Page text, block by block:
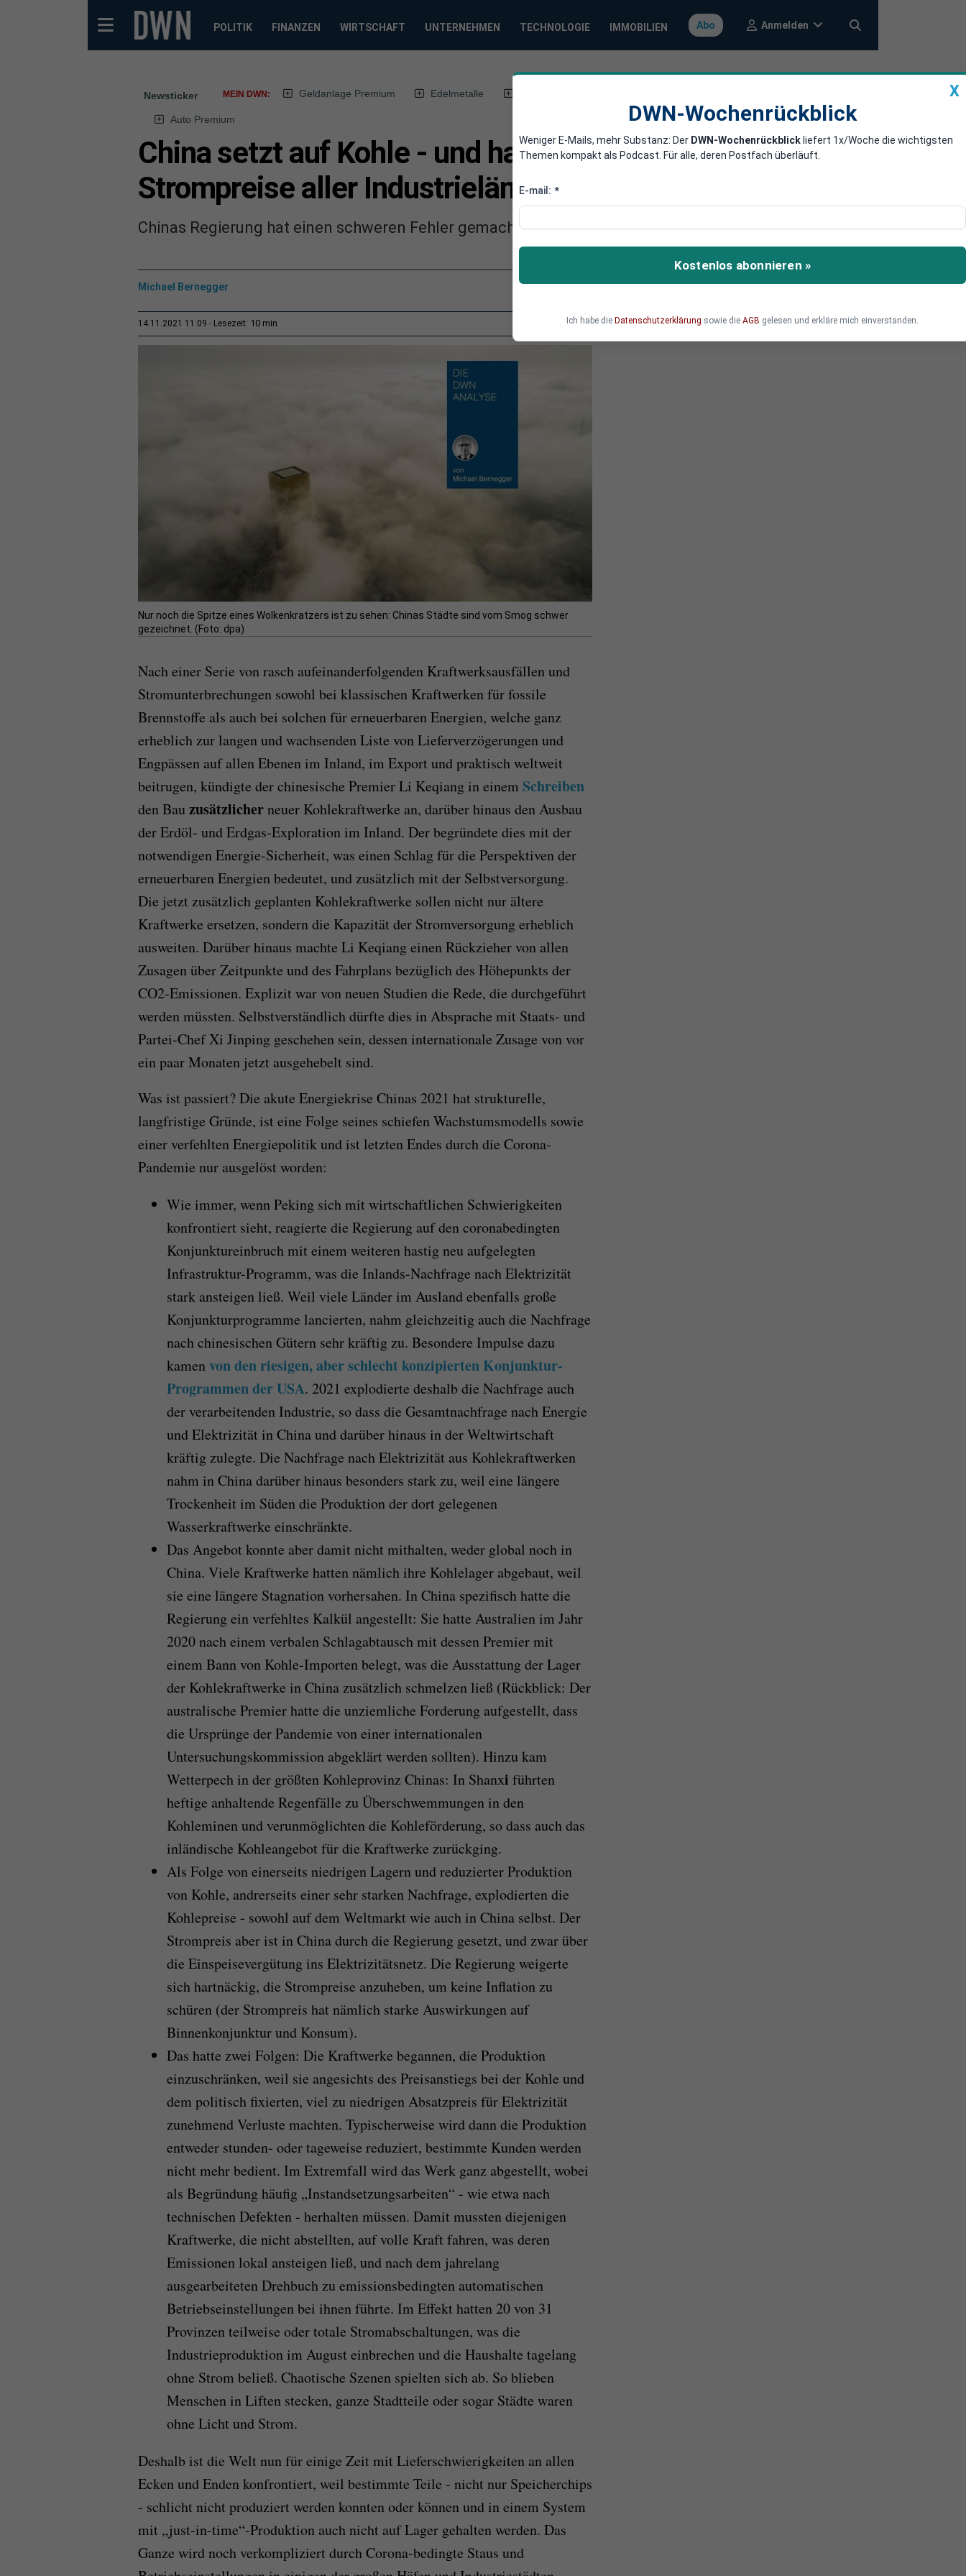
POLITIK FINANZEN WIRTSCHAFT UNTERNEHMEN TECHNOLOGIE IMMOBILIEN Abo Anmelden
Newsticker MEIN DWN: Geldanlage Premium Edelmetalle
Auto Premium
China setzt auf Kohle - und hat bald die niedrigsten
Strompreise aller Industrieländer
Chinas Regierung hat einen schweren Fehler gemacht. Das soll nicht noch mal geschehen.
Michael Bernegger
14.11.2021 11:09 Lesezeit: 10 min
Nur noch die Spitze eines Wolkenkratzers ist zu sehen: Chinas Städte sind vom Smog schwer
gezeichnet. (Foto: dpa)
Nach einer Serie von rasch aufeinanderfolgenden Kraftwerksausfällen und
Stromunterbrechungen sowohl bei klassischen Kraftwerken für fossile
Brennstoffe als auch bei solchen für erneuerbaren Energien, welche ganz
erheblich zur langen und wachsenden Liste von Lieferverzögerungen und
Engpässen auf allen Ebenen im Inland, im Export und praktisch weltweit
beitrugen, kündigte der chinesische Premier Li Keqiang in einem Schreiben
den Bau zusätzlicher neuer Kohlekraftwerke an, darüber hinaus den Ausbau
der Erdöl- und Erdgas-Exploration im Inland. Der begründete dies mit der
notwendigen Energie-Sicherheit, was einen Schlag für die Perspektiven der
erneuerbaren Energien bedeutet, und zusätzlich mit der Selbstversorgung.
Die jetzt zusätzlich geplanten Kohlekraftwerke sollen nicht nur ältere
Kraftwerke ersetzen, sondern die Kapazität der Stromversorgung erheblich
ausweiten. Darüber hinaus machte Li Keqiang einen Rückzieher von allen
Zusagen über Zeitpunkte und des Fahrplans bezüglich des Höhepunkts der
CO2-Emissionen. Explizit war von neuen Studien die Rede, die durchgeführt
werden müssten. Selbstverständlich dürfte dies in Absprache mit Staats- und
Partei-Chef Xi Jinping geschehen sein, dessen internationale Zusage von vor
ein paar Monaten jetzt ausgehebelt sind.
Was ist passiert? Die akute Energiekrise Chinas 2021 hat strukturelle,
langfristige Gründe, ist eine Folge seines schiefen Wachstumsmodells sowie
einer verfehlten Energiepolitik und ist letzten Endes durch die Corona-
Pandemie nur ausgelöst worden:
Wie immer, wenn Peking sich mit wirtschaftlichen Schwierigkeiten
konfrontiert sieht, reagierte die Regierung auf den coronabedingten
Konjunktureinbruch mit einem weiteren hastig neu aufgelegten
Infrastruktur-Programm, was die Inlands-Nachfrage nach Elektrizität
stark ansteigen ließ. Weil viele Länder im Ausland ebenfalls große
Konjunkturprogramme lancierten, nahm gleichzeitig auch die Nachfrage
nach chinesischen Gütern sehr kräftig zu. Besondere Impulse dazu
kamenvon den riesigen, aber schlecht konzipierten Konjunktur-
Programmen der USA. 2021 explodierte deshalb die Nachfrage auch
der verarbeitenden Industrie, so dass die Gesamtnachfrage nach Energie
und Elektrizität in China und darüber hinaus in der Weltwirtschaft
kräftig zulegte. Die Nachfrage nach Elektrizität aus Kohlekraftwerken
nahm in China darüber hinaus besonders stark zu, weil eine längere
Trockenheit im Süden die Produktion der dort gelegenen
Wasserkraftwerke einschränkte.
Das Angebot konnte aber damit nicht mithalten, weder global noch in
China. Viele Kraftwerke hatten nämlich ihre Kohlelager abgebaut, weil
sie eine längere Stagnation vorhersahen. In China spezifisch hatte die
Regierung ein verfehltes Kalkül angestellt: Sie hatte Australien im Jahr
2020 nach einem verbalen Schlagabtausch mit dessen Premier mit
einem Bann von Kohle-Importen belegt, was die Ausstattung der Lager
der Kohlekraftwerke in China zusätzlich schmelzen ließ (Rückblick: Der
australische Premier hatte die unziemliche Forderung aufgestellt, dass
die Ursprünge der Pandemie von einer internationalen
Untersuchungskommission abgeklärt werden sollten). Hinzu kam
Wetterpech in der größten Kohleprovinz Chinas: In Shanxi führten
heftige anhaltende Regenfälle zu Überschwemmungen in den
Kohleminen und verunmöglichten die Kohleförderung, so dass auch das
inländische Kohleangebot für die Kraftwerke zurückging.
Als Folge von einerseits niedrigen Lagern und reduzierter Produktion
von Kohle, andrerseits einer sehr starken Nachfrage, explodierten die
Kohlepreise - sowohl auf dem Weltmarkt wie auch in China selbst. Der
Strompreis aber ist in China durch die Regierung gesetzt, und zwar über
die Einspeisevergütung ins Elektrizitätsnetz. Die Regierung weigerte
sich hartnäckig, die Strompreise anzuheben, um keine Inflation zu
schüren (der Strompreis hat nämlich starke Auswirkungen auf
Binnenkonjunktur und Konsum).
Das hatte zwei Folgen: Die Kraftwerke begannen, die Produktion
einzuschränken, weil sie angesichts des Preisanstiegs bei der Kohle und
dem politisch fixierten, viel zu niedrigen Absatzpreis für Elektrizität
zunehmend Verluste machten. Typischerweise wird dann die Produktion
entweder stunden- oder tageweise reduziert, bestimmte Kunden werden
nicht mehr bedient. Im Extremfall wird das Werk ganz abgestellt, wobei
als Begründung häufig „Instandsetzungsarbeiten“ - wie etwa nach
technischen Defekten - herhalten müssen. Damit mussten diejenigen
Kraftwerke, die nicht abstellten, auf volle Kraft fahren, was deren
Emissionen lokal ansteigen ließ, und nach dem jahrelang
ausgearbeiteten Drehbuch zu emissionsbedingten automatischen
Betriebseinstellungen bei ihnen führte. Im Effekt hatten 20 von 31
Provinzen teilweise oder totale Stromabschaltungen, was die
Industrieproduktion im August einbrechen und die Haushalte tagelang
ohne Strom beließ. Chaotische Szenen spielten sich ab. So blieben
Menschen in Liften stecken, ganze Stadtteile oder sogar Städte waren
ohne Licht und Strom.
Deshalb ist die Welt nun für einige Zeit mit Lieferschwierigkeiten an allen
Ecken und Enden konfrontiert, weil bestimmte Teile - nicht nur Speicherchips
- schlicht nicht produziert werden konnten oder können und in einem System
mit „just-in-time“-Produktion auch nicht auf Lager gehalten werden. Das
Ganze wird noch verkompliziert durch Corona-bedingte Staus und
X
DWN-Wochenrückblick
Weniger E-Mails, mehr Substanz: Der DWN-Wochenrückblick liefert 1x/Woche die wichtigsten
Themen kompakt als Podcast. Für alle, deren Postfach überläuft.
E-mail: *
Kostenlos abonnieren »
Ich habe die Datenschutzerklärung sowie die AGB gelesen und erkläre mich einverstanden.